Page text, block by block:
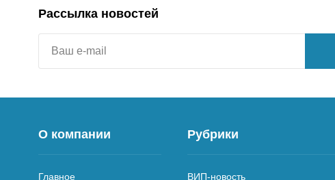
Рассылка новостей
О компании
Главное
Рубрики
ВИП-новость